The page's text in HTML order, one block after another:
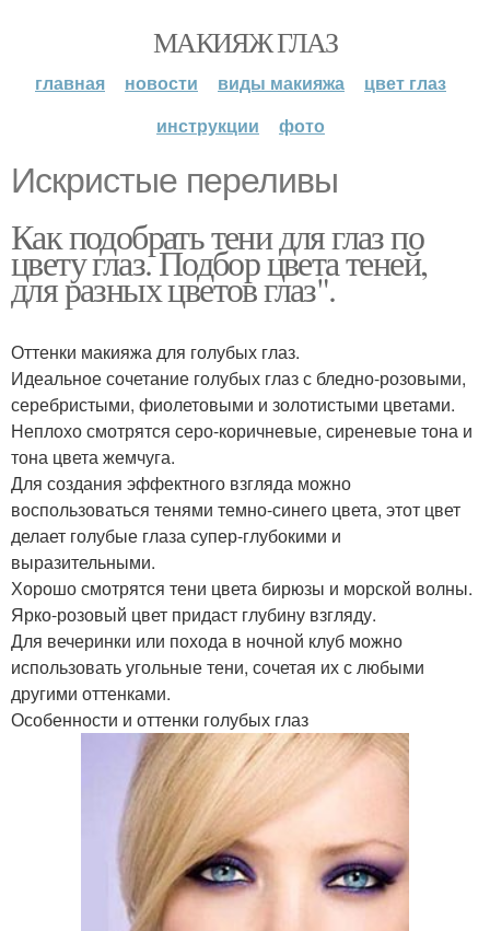
МАКИЯЖ ГЛАЗ
главная новости виды макияжа
цвет глаз
инструкции
фото
Искристые переливы
Как подобрать тени для глаз по
цвету глаз. Подбор цвета теней,
для разных цветов глаз".
Оттенки макияжа для голубых глаз.
Идеальное сочетание голубых глаз с бледно-розовыми,
серебристыми, фиолетовыми и золотистыми цветами.
Неплохо смотрятся серо-коричневые, сиреневые тона и
тона цвета жемчуга.
Для создания эффектного взгляда можно
воспользоваться тенями темно-синего цвета, этот цвет
делает голубые глаза супер-глубокими и
выразительными.
Хорошо смотрятся тени цвета бирюзы и морской волны.
Ярко-розовый цвет придаст глубину взгляду.
Для вечеринки или похода в ночной клуб можно
использовать угольные тени, сочетая их с любыми
другими оттенками.
Особенности и оттенки голубых глаз